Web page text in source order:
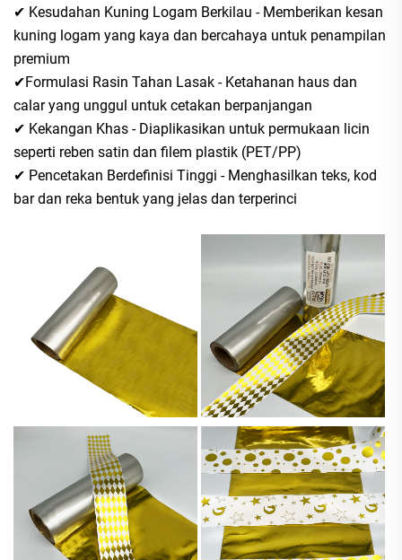
✔ Kesudahan Kuning Logam Berkilau - Memberikan kesan
kuning logam yang kaya dan bercahaya untuk penampilan
premium
✔Formulasi Rasin Tahan Lasak - Ketahanan haus dan
calar yang unggul untuk cetakan berpanjangan
✔ Kekangan Khas - Diaplikasikan untuk permukaan licin
seperti reben satin dan filem plastik (PET/PP)
✔ Pencetakan Berdefinisi Tinggi - Menghasilkan teks, kod
bar dan reka bentuk yang jelas dan terperinci